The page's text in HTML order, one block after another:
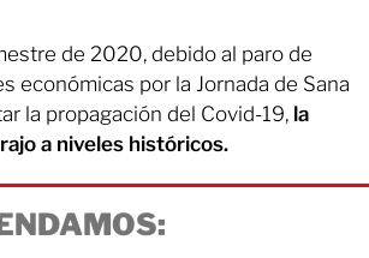
de 2020, debido al paro de
económicas por la Jornada de Sana
la propagación del Covid-19, la
a niveles históricos.